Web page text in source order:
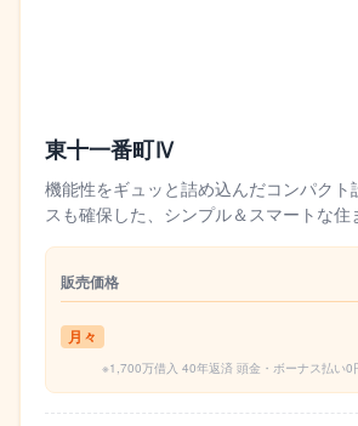
東十一番町Ⅳ
機能性をギュッと詰め込んだコンパクト
スも確保した、シンプル＆スマートな住
販売価格
月々
※1,700万借入 40年返済 頭金・ボーナス払い0